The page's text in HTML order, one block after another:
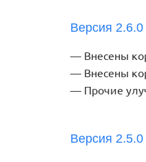
Версия
Внесены
Внесены
Прочие
Версия